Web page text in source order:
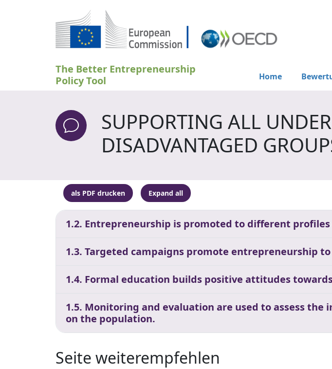
The Better Entrepreneurship
Policy Tool
Home
SUPPORTING ALL
DISADVANTAGED
als PDF drucken Expand all
1.2. Entrepreneurship is promoted to different
1.3. Targeted campaigns promote entrepreneurship
1.4. Formal education builds positive attitudes
1.5. Monitoring and evaluation are used to assess
on the population.
Seite weiterempfehlen